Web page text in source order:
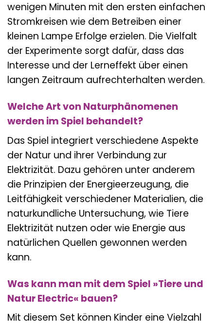
wenigen Minuten mit den ersten einfachen
Stromkreisen wie dem Betreiben einer
kleinen Lampe Erfolge erzielen. Die Vielfalt
der Experimente sorgt dafür, dass das
Interesse und der Lerneffekt über einen
langen Zeitraum aufrechterhalten werden.
Welche Art von Naturphänomenen
werden im Spiel behandelt?
Das Spiel integriert verschiedene Aspekte
der Natur und ihrer Verbindung zur
Elektrizität. Dazu gehören unter anderem
die Prinzipien der Energieerzeugung, die
Leitfähigkeit verschiedener Materialien, die
naturkundliche Untersuchung, wie Tiere
Elektrizität nutzen oder wie Energie aus
natürlichen Quellen gewonnen werden
kann.
Was kann man mit dem Spiel »Tiere und
Natur Electric« bauen?
Mit diesem Set können Kinder eine Vielzahl